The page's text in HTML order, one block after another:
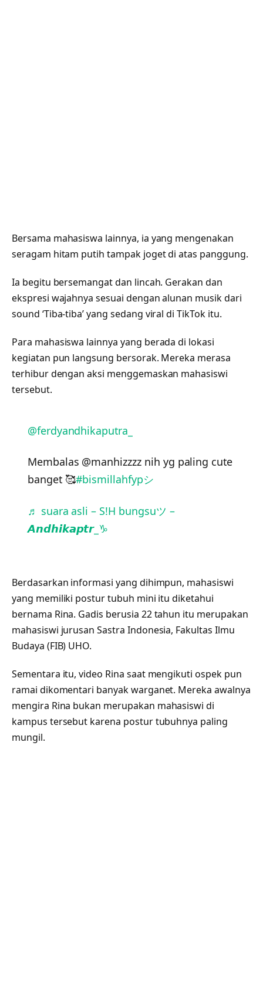
Bersama mahasiswa lainnya, ia yang mengenakan
seragam hitam putih tampak joget di atas panggung.
Ia begitu bersemangat dan lincah. Gerakan dan
ekspresi wajahnya sesuai dengan alunan musik dari
sound ‘Tiba-tiba’ yang sedang viral di TikTok itu.
Para mahasiswa lainnya yang berada di lokasi
kegiatan pun langsung bersorak. Mereka merasa
terhibur dengan aksi menggemaskan mahasiswi
tersebut.
@ferdyandhikaputra_
Membalas @manhizzzz nih yg paling cute
banget 🥰#bismillahfypシ
♬ suara asli – S!H bungsuツ –
𝘼𝙣𝙙𝙝𝙞𝙠𝙖𝙥𝙩𝙧_♑
Berdasarkan informasi yang dihimpun, mahasiswi
yang memiliki postur tubuh mini itu diketahui
bernama Rina. Gadis berusia 22 tahun itu merupakan
mahasiswi jurusan Sastra Indonesia, Fakultas Ilmu
Budaya (FIB) UHO.
Sementara itu, video Rina saat mengikuti ospek pun
ramai dikomentari banyak warganet. Mereka awalnya
mengira Rina bukan merupakan mahasiswi di
kampus tersebut karena postur tubuhnya paling
mungil.